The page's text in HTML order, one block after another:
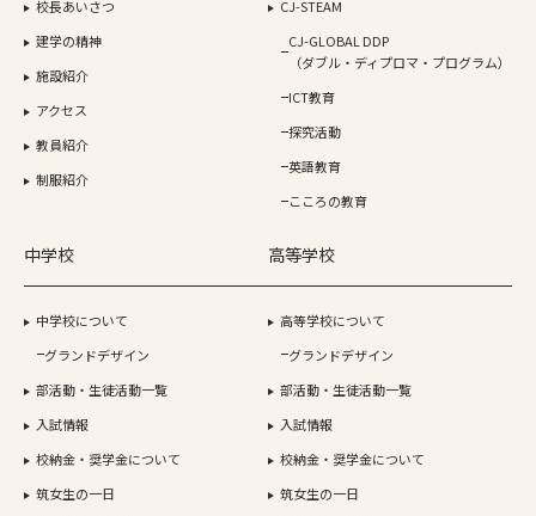
校長あいさつ
建学の精神
施設紹介
アクセス
教員紹介
制服紹介
CJ-STEAM
CJ-GLOBAL DDP
（ダブル・ディプロマ・プログラム）
ICT教育
探究活動
英語教育
こころの教育
中学校
中学校について
グランドデザイン
部活動・生徒活動一覧
入試情報
校納金・奨学金について
筑女生の一日
高等学校
高等学校について
グランドデザイン
部活動・生徒活動一覧
入試情報
校納金・奨学金について
筑女生の一日